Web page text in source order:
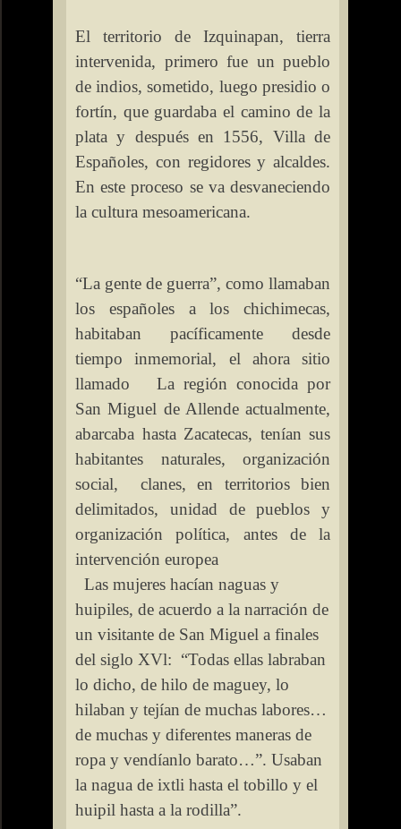
El territorio de Izquinapan, tierra
intervenida, primero fue un pueblo
de indios, sometido, luego presidio o
fortín, que guardaba el camino de la
plata y después en 1556, Villa de
Españoles, con regidores y alcaldes.
En este proceso se va desvaneciendo
la cultura mesoamericana.
“La gente de guerra”, como llamaban
los españoles a los chichimecas,
habitaban pacíficamente desde
tiempo inmemorial, el ahora sitio
llamado
La región conocida por
San Miguel de Allende actualmente,
abarcaba hasta Zacatecas, tenían sus
habitantes naturales, organización
social,
clanes, en territorios bien
delimitados, unidad de pueblos y
organización política, antes de la
intervención europea
Las mujeres hacían naguas y
huipiles, de acuerdo a la narración de
un visitante de San Miguel a finales
del siglo XVl: “Todas ellas labraban
lo dicho, de hilo de maguey, lo
hilaban y tejían de muchas labores…
de muchas y diferentes maneras de
ropa y vendíanlo barato…”. Usaban
la nagua de ixtli hasta el tobillo y el
huipil hasta a la rodilla”.